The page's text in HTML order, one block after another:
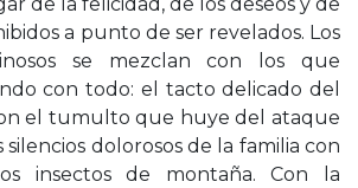
de la felicidad, de los deseos y de
a punto de ser revelados. Los
se mezclan con los que
con todo: el tacto delicado del
el tumulto que huye del ataque
silencios dolorosos de la familia con
insectos de montaña. Con la